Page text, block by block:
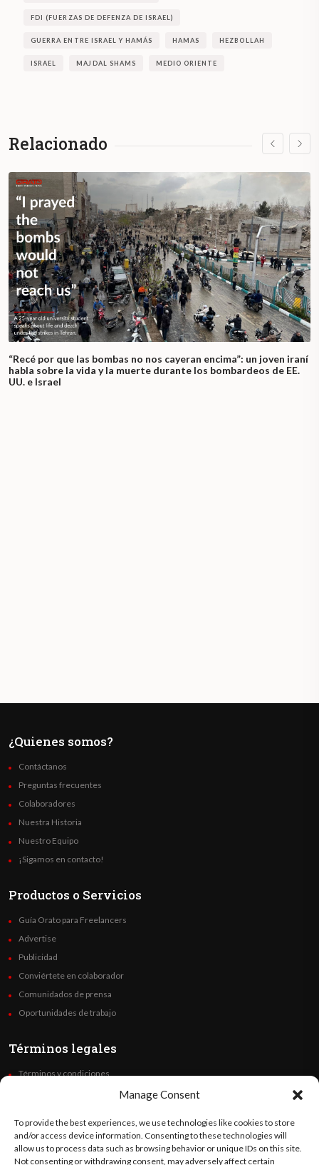
Manage Consent
To provide the best experiences, we use technologies like cookies to store
and/or access device information. Consenting to these technologies will
allow us to process data such as browsing behavior or unique IDs on this site.
Not consenting or withdrawing consent, may adversely affect certain
FDI (FUERZAS DE DEFENZA DE ISRAEL)
GUERRA ENTRE ISRAEL Y HAMÁS HAMAS HEZBOLLAH
ISRAEL MAJDAL SHAMS MEDIO ORIENTE
Relacionado
“Recé por que las bombas no nos cayeran encima”: un joven iraní
habla sobre la vida y la muerte durante los bombardeos de EE.
UU. e Israel
¿Quienes somos?
Contáctanos
Preguntas frecuentes
Colaboradores
Nuestra Historia
Nuestro Equipo
¡Sigamos en contacto!
Productos o Servicios
Guía Orato para Freelancers
Advertise
Publicidad
Conviértete en colaborador
Comunidados de prensa
Oportunidades de trabajo
Términos legales
Términos y condiciones
Code of Ethics